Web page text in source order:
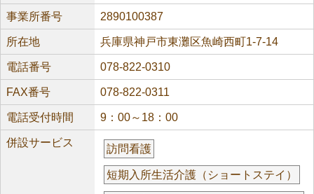
事業所番号 2890100387
所在地 兵庫県神戸市東灘区魚崎西町1-7-14
電話番号 078-822-0310
FAX番号 078-822-0311
電話受付時間 9：00～18：00
併設サービス
訪問看護
短期入所生活介護（ショートステイ）